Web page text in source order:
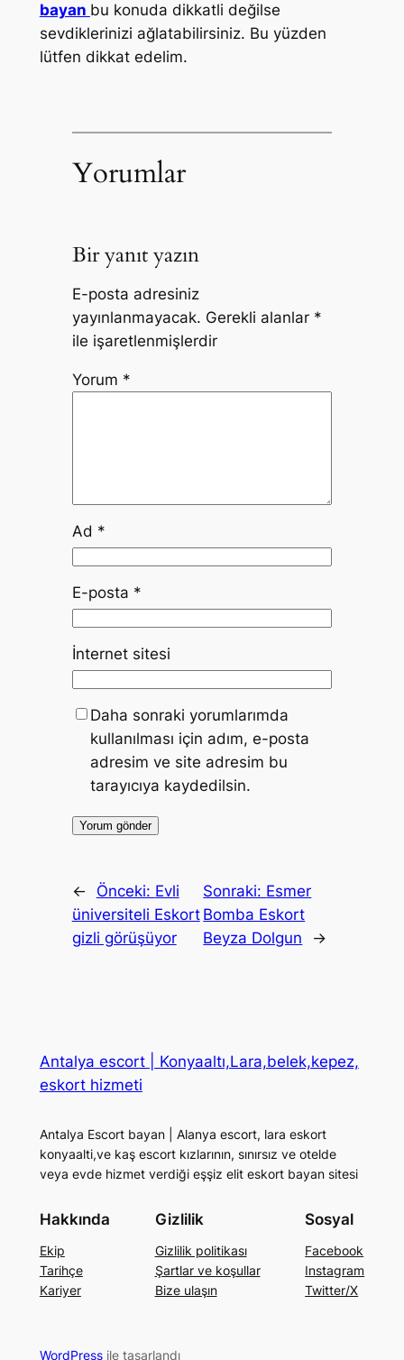
bayan bu konuda dikkatli değilse
sevdiklerinizi ağlatabilirsiniz. Bu yüzden
lütfen dikkat edelim.
Yorumlar
Bir yanıt yazın
E-posta adresiniz
yayınlanmayacak. Gerekli alanlar *
ile işaretlenmişlerdir
Yorum *
Ad *
E-posta *
İnternet sitesi
Daha sonraki yorumlarımda
kullanılması için adım, e-posta
adresim ve site adresim bu
tarayıcıya kaydedilsin.
← Önceki: Evli
üniversiteli Eskort
gizli görüşüyor
Sonraki: Esmer
Bomba Eskort
Beyza Dolgun
→
Antalya escort | Konyaaltı,Lara,belek,kepez,
eskort hizmeti
Antalya Escort bayan | Alanya escort, lara eskort
konyaalti,ve kaş escort kızlarının, sınırsız ve otelde
veya evde hizmet verdiği eşşiz elit eskort bayan sitesi
Hakkında
Ekip
Tarihçe
Kariyer
Gizlilik
Gizlilik politikası
Şartlar ve koşullar
Bize ulaşın
Sosyal
Facebook
Instagram
Twitter/X
WordPressile tasarlandı